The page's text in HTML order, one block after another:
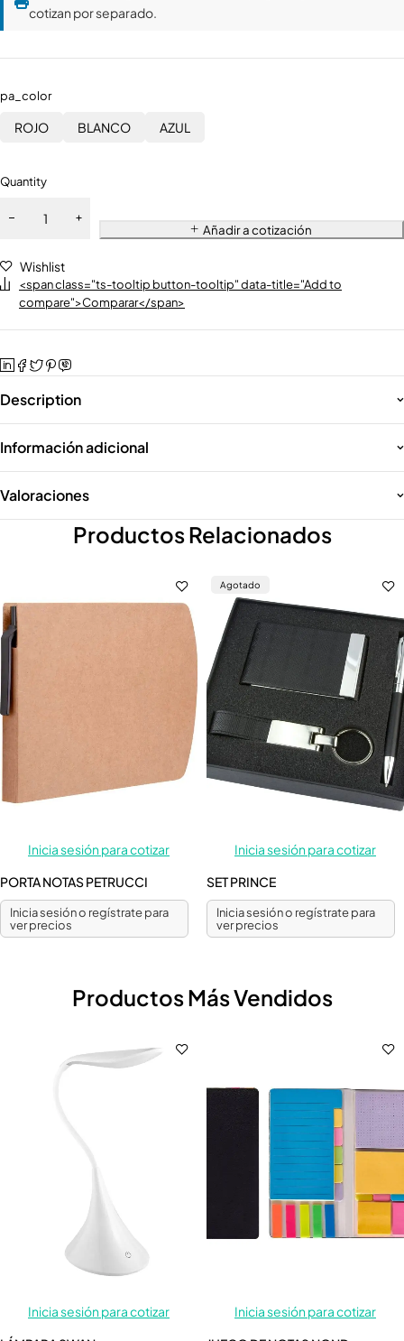
cotizan por separado.
pa_color
ROJO BLANCO AZUL
Quantity
Añadir a cotización
Wishlist
<span class="ts-tooltip button-tooltip" data-title="Add to
compare">Comparar</span>
Description
Información adicional
Valoraciones
Productos Relacionados
Inicia sesión para cotizar
PORTA NOTAS PETRUCCI
Inicia sesión o regístrate para
ver precios
Agotado
Inicia sesión para cotizar
SET PRINCE
Inicia sesión o regístrate para
ver precios
Productos Más Vendidos
Inicia sesión para cotizar
Inicia sesión para cotizar